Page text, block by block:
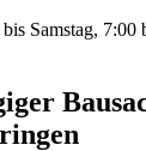
Samstag, 7:00